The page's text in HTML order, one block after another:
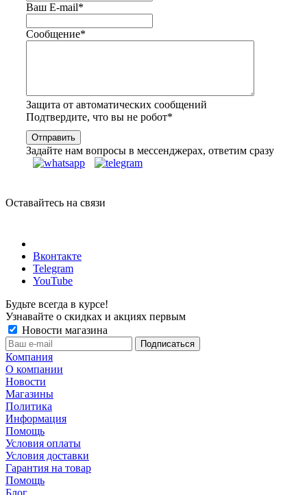
Ваш E-mail*
Сообщение*
Защита от автоматических сообщений
Подтвердите, что вы не робот*
Задайте нам вопросы в мессенджерах, ответим сразу
Оставайтесь на связи
Вконтакте
Telegram
YouTube
Будьте всегда в курсе!
Узнавайте о скидках и акциях первым
Новости магазина
Компания
О компании
Новости
Магазины
Политика
Информация
Помощь
Условия оплаты
Условия доставки
Гарантия на товар
Помощь
Блог